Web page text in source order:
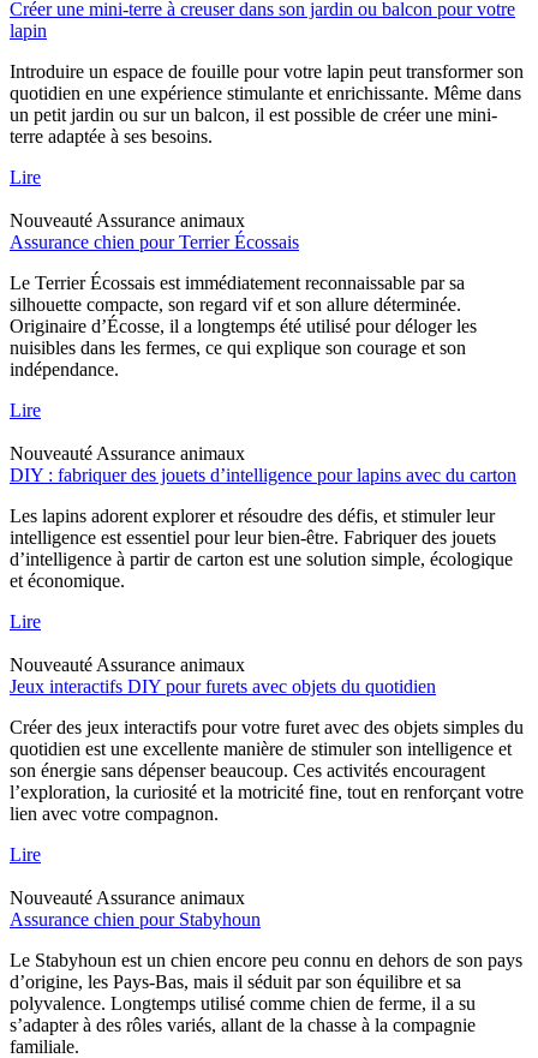
Créer une mini-terre à creuser dans son jardin ou balcon pour votre
lapin
Introduire un espace de fouille pour votre lapin peut transformer son
quotidien en une expérience stimulante et enrichissante. Même dans
un petit jardin ou sur un balcon, il est possible de créer une mini-
terre adaptée à ses besoins.
Lire
Nouveauté Assurance animaux
Assurance chien pour Terrier Écossais
Le Terrier Écossais est immédiatement reconnaissable par sa
silhouette compacte, son regard vif et son allure déterminée.
Originaire d’Écosse, il a longtemps été utilisé pour déloger les
nuisibles dans les fermes, ce qui explique son courage et son
indépendance.
Lire
Nouveauté Assurance animaux
DIY : fabriquer des jouets d’intelligence pour lapins avec du carton
Les lapins adorent explorer et résoudre des défis, et stimuler leur
intelligence est essentiel pour leur bien-être. Fabriquer des jouets
d’intelligence à partir de carton est une solution simple, écologique
et économique.
Lire
Nouveauté Assurance animaux
Jeux interactifs DIY pour furets avec objets du quotidien
Créer des jeux interactifs pour votre furet avec des objets simples du
quotidien est une excellente manière de stimuler son intelligence et
son énergie sans dépenser beaucoup. Ces activités encouragent
l’exploration, la curiosité et la motricité fine, tout en renforçant votre
lien avec votre compagnon.
Lire
Nouveauté Assurance animaux
Assurance chien pour Stabyhoun
Le Stabyhoun est un chien encore peu connu en dehors de son pays
d’origine, les Pays-Bas, mais il séduit par son équilibre et sa
polyvalence. Longtemps utilisé comme chien de ferme, il a su
s’adapter à des rôles variés, allant de la chasse à la compagnie
familiale.